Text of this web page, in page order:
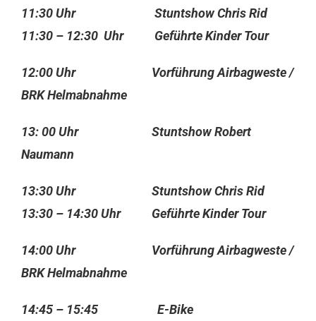
11:30 Uhr Stuntshow Chris Rid
11:30 – 12:30 Uhr Geführte Kinder Tour
12:00 Uhr Vorführung Airbagweste /
BRK Helmabnahme
13: 00 Uhr Stuntshow Robert
Naumann
13:30 Uhr Stuntshow Chris Rid
13:30 – 14:30 Uhr Geführte Kinder Tour
14:00 Uhr Vorführung Airbagweste /
BRK Helmabnahme
14:45 – 15:45 E-Bike